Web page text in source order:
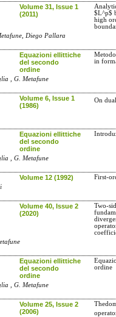
Volume 31, Issue 1
(2011)
$L^p$
high
Diego Pallara
Equazioni ellittiche
del secondo
ordine
in
, G. Metafune
Volume 6, Issue 1
(1986)
On
Equazioni ellittiche
del secondo
ordine
, G. Metafune
Volume 12 (1992)
First-
Volume 40, Issue 2
(2020)
Two-
Equazioni ellittiche
del secondo
ordine
ordine
, G. Metafune
Volume 25, Issue 2
(2006)